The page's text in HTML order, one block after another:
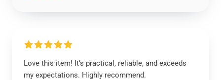
Love this item! It’s practical, reliable, and exceeds
my expectations. Highly recommend.